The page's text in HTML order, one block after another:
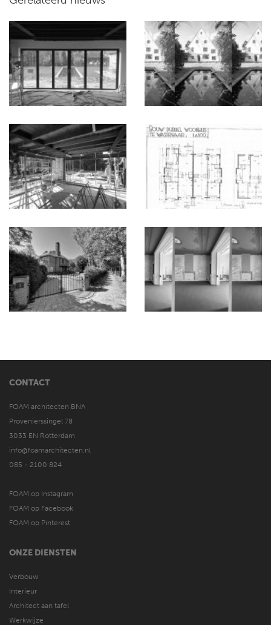
CONTACT
FOAM architecten BNA
Provenierssingel 78
3033 EN Rotterdam
info@foamarchitecten.nl
085 - 2100 824
FOAM op Instagram
FOAM op Facebook
FOAM op Pinterest
ONZE DIENSTEN
Verbouw
Interieur
Architect aan tafel
Werkwijze